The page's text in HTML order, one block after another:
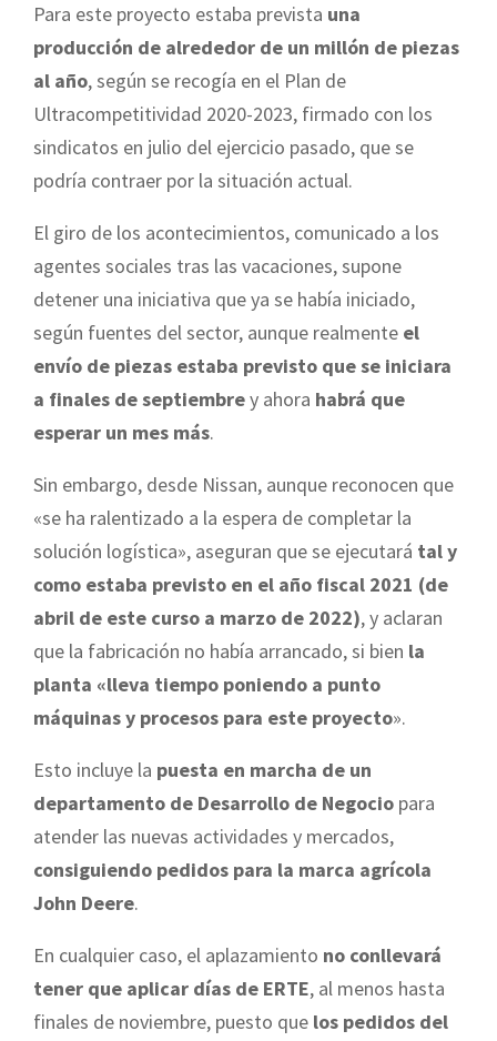
Para este proyecto estaba prevista una
producción de alrededor de un millón de piezas
al año, según se recogía en el Plan de
Ultracompetitividad 2020-2023, firmado con los
sindicatos en julio del ejercicio pasado, que se
podría contraer por la situación actual.
El giro de los acontecimientos, comunicado a los
agentes sociales tras las vacaciones, supone
detener una iniciativa que ya se había iniciado,
según fuentes del sector, aunque realmente el
envío de piezas estaba previsto que se iniciara
a finales de septiembrey ahora habrá que
esperar un mes más.
Sin embargo, desde Nissan, aunque reconocen que
«se ha ralentizado a la espera de completar la
solución logística», aseguran que se ejecutará tal y
como estaba previsto en el año fiscal 2021 (de
abril de este curso a marzo de 2022), y aclaran
que la fabricación no había arrancado, si bien la
planta «lleva tiempo poniendo a punto
máquinas y procesos para este proyecto».
Esto incluye la puesta en marcha de un
departamento de Desarrollo de Negocio para
atender las nuevas actividades y mercados,
consiguiendo pedidos para la marca agrícola
John Deere.
En cualquier caso, el aplazamiento no conllevará
tener que aplicar días de ERTE, al menos hasta
finales de noviembre, puesto que los pedidos del